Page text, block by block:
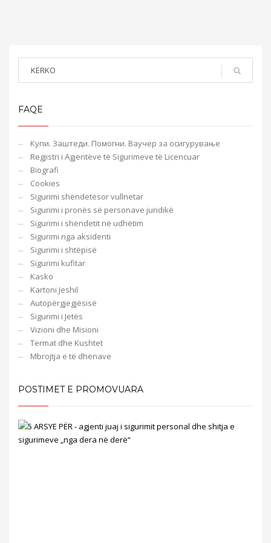
FAQE
Купи. Заштеди. Помогни. Ваучер за осигурување
Regjistri i Agjentëve të Sigurimeve të Licencuar
Biografi
Cookies
Sigurimi shëndetësor vullnetar
Sigurimi i pronës së personave juridikë
Sigurimi i shëndetit në udhëtim
Sigurimi nga aksidenti
Sigurimi i shtëpisë
Sigurimi kufitar
Kasko
Kartoni Jeshil
Аutopërgjegjësisë
Sigurimi i Jetës
Vizioni dhe Misioni
Termat dhe Kushtet
Mbrojtja e të dhënave
POSTIMET E PROMOVUARA